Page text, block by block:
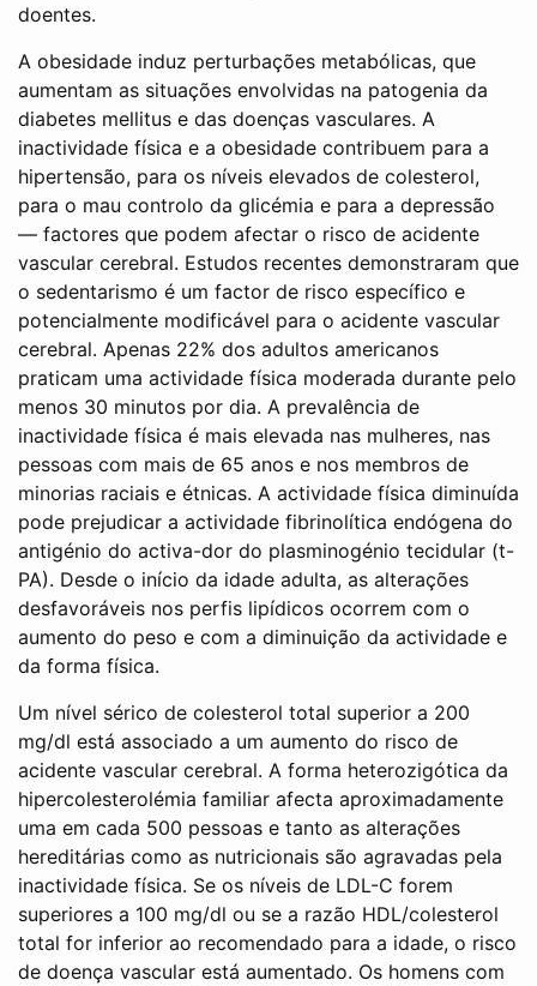
doentes.
A obesidade induz perturbações metabólicas, que
aumentam as situações envolvidas na patogenia da
diabetes mellitus e das doenças vasculares. A
inactividade física e a obesidade contribuem para a
hipertensão, para os níveis elevados de colesterol,
para o mau controlo da glicémia e para a depressão
— factores que podem afectar o risco de acidente
vascular cerebral. Estudos recentes demonstraram que
o sedentarismo é um factor de risco específico e
potencialmente modificável para o acidente vascular
cerebral. Apenas 22% dos adultos americanos
praticam uma actividade física moderada durante pelo
menos 30 minutos por dia. A prevalência de
inactividade física é mais elevada nas mulheres, nas
pessoas com mais de 65 anos e nos membros de
minorias raciais e étnicas. A actividade física diminuída
pode prejudicar a actividade fibrinolítica endógena do
antigénio do activa-dor do plasminogénio tecidular (t-
PA). Desde o início da idade adulta, as alterações
desfavoráveis nos perfis lipídicos ocorrem com o
aumento do peso e com a diminuição da actividade e
da forma física.
Um nível sérico de colesterol total superior a 200
mg/dl está associado a um aumento do risco de
acidente vascular cerebral. A forma heterozigótica da
hipercolesterolémia familiar afecta aproximadamente
uma em cada 500 pessoas e tanto as alterações
hereditárias como as nutricionais são agravadas pela
inactividade física. Se os níveis de LDL-C forem
superiores a 100 mg/dl ou se a razão HDL/colesterol
total for inferior ao recomendado para a idade, o risco
de doença vascular está aumentado. Os homens com